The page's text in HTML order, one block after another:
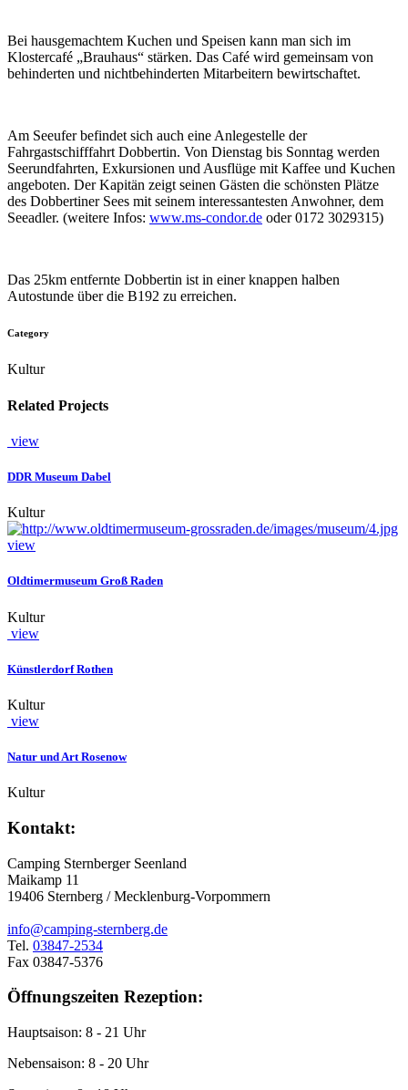
Bei hausgemachtem Kuchen und Speisen kann man sich im
Klostercafé „Brauhaus“ stärken. Das Café wird gemeinsam von
behinderten und nichtbehinderten Mitarbeitern bewirtschaftet.
Am Seeufer befindet sich auch eine Anlegestelle der
Fahrgastschifffahrt Dobbertin. Von Dienstag bis Sonntag werden
Seerundfahrten, Exkursionen und Ausflüge mit Kaffee und Kuchen
angeboten. Der Kapitän zeigt seinen Gästen die schönsten Plätze
des Dobbertiner Sees mit seinem interessantesten Anwohner, dem
Seeadler. (weitere Infos: www.ms-condor.de oder 0172 3029315)
Das 25km entfernte Dobbertin ist in einer knappen halben
Autostunde über die B192 zu erreichen.
Category
Kultur
Related Projects
view
DDR Museum Dabel
Kultur
view
Oldtimermuseum Groß Raden
Kultur
view
Künstlerdorf Rothen
Kultur
view
Natur und Art Rosenow
Kultur
Kontakt:
Camping Sternberger Seenland
Maikamp 11
19406 Sternberg / Mecklenburg-Vorpommern
info@camping-sternberg.de
Tel. 03847-2534
Fax 03847-5376
Öffnungszeiten Rezeption:
Hauptsaison: 8 - 21 Uhr
Nebensaison: 8 - 20 Uhr